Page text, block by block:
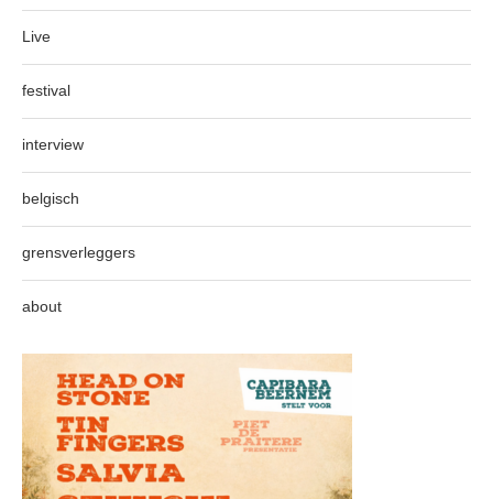
Live
festival
interview
belgisch
grensverleggers
about